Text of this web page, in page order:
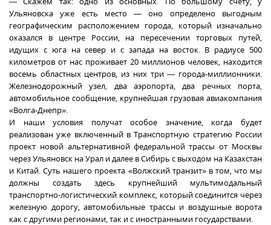
Ульяновска уже есть место — оно определено выгодным
географическим расположением города, который изначально
оказался в центре России, на пересечении торговых путей,
идущих с юга на север и с запада на восток. В радиусе 500
километров от нас проживает 20 миллионов человек, находится
восемь областных центров, из них три — города-миллионники.
Железнодорожный узел, два аэропорта, два речных порта,
автомобильное сообщение, крупнейшая грузовая авиакомпания
«Волга-Днепр».
И наши условия получат особое значение, когда будет
реализован уже включенный в Транспортную стратегию России
проект новой альтернативной федеральной трассы от Москвы
через Ульяновск на Урал и далее в Сибирь с выходом на Казахстан
и Китай. Суть нашего проекта «Волжский транзит» в том, что мы
должны создать здесь крупнейший мультимодальный
транспортно-логистический комплекс, который соединится через
железную дорогу, автомобильные трассы и воздушные ворота
как с другими регионами, так и с иностранными государствами.